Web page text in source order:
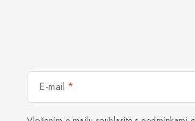
E-mail